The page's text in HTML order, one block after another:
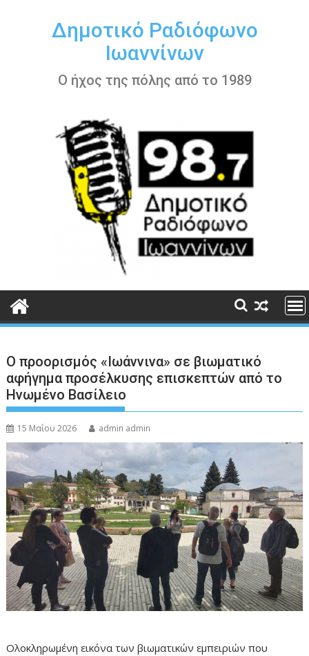
περιεχόμενοΔημοτικό Ραδιόφωνο
Ιωαννίνων
Ο ήχος της πόλης από το 1989
Ο προορισμός «Ιωάννινα» σε βιωματικό
αφήγημα προσέλκυσης επισκεπτών από το
Ηνωμένο Βασίλειο
15 Μαΐου 2026 admin admin
Ολοκληρωμένη εικόνα των βιωματικών εμπειριών που